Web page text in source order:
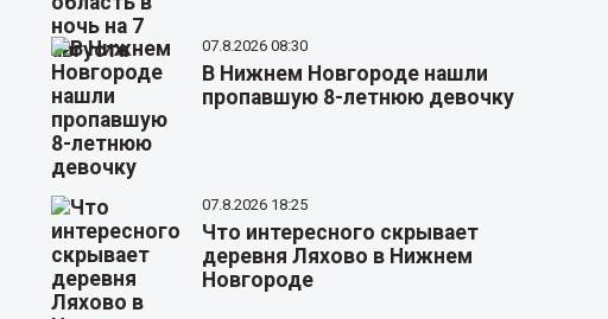
07.8.2026 08:30
В Нижнем Новгороде нашли
пропавшую 8-летнюю девочку
07.8.2026 18:25
Что интересного скрывает
деревня Ляхово в Нижнем
Новгороде